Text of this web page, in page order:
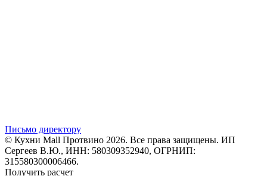
Письмо директору
© Кухни Mall Протвино 2026. Все права защищены. ИП
Сергеев В.Ю., ИНН: 580309352940, ОГРНИП:
315580300006466.
Получить расчет